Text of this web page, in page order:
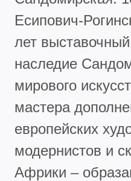
Есипович-
лет
наследие
мирового
мастера
европейских
модернистов и
Африки –